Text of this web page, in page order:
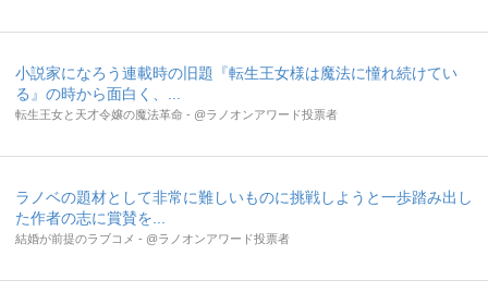
小説家になろう連載時の旧題『転生王女様は魔法に憧れ続けてい
る』の時から面白く、...
転生王女と天才令嬢の魔法革命 - @ラノオンアワード投票者
ラノベの題材として非常に難しいものに挑戦しようと一歩踏み出し
た作者の志に賞賛を...
結婚が前提のラブコメ - @ラノオンアワード投票者